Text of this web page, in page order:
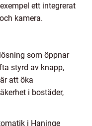
ett integrerat
kamera.
som öppnar
styrd av knapp,
att öka
i bostäder,
i Haninge